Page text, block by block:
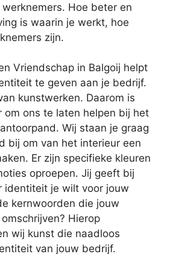
Hoe beter en
is waarin je werkt, hoe
zijn.
Vriendschap in Balgoij helpt
te geven aan je bedrijf.
kunstwerken. Daarom is
om ons te laten helpen bij het
Wij staan je graag
bij om van het interieur een
Er zijn specifieke kleuren
oproepen. Jij geeft bij
identiteit je wilt voor jouw
kernwoorden die jouw
Hierop
wij kunst die naadloos
van jouw bedrijf.